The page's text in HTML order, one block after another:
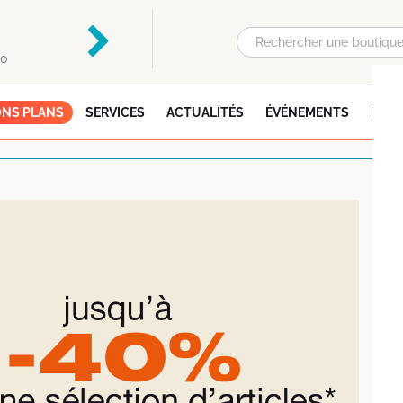
Auchan
OUVERT JEUDI
DE 08:30 À 21:00
OUVERT JEUDI
DE 09:00 À 21:30
PLANS SERVICES ACTUALITÉS ÉVÉNEMENTS